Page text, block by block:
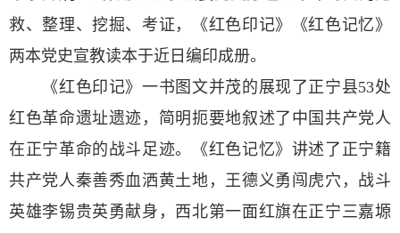
救、整理、挖掘、考证，《红色印记》《红色记忆》
两本党史宣教读本于近日编印成册。
《红色印记》一书图文并茂的展现了正宁县53处
红色革命遗址遗迹，简明扼要地叙述了中国共产党人
在正宁革命的战斗足迹。《红色记忆》讲述了正宁籍
共产党人秦善秀血洒黄土地，王德义勇闯虎穴，战斗
英雄李锡贵英勇献身，西北第一面红旗在正宁三嘉塬